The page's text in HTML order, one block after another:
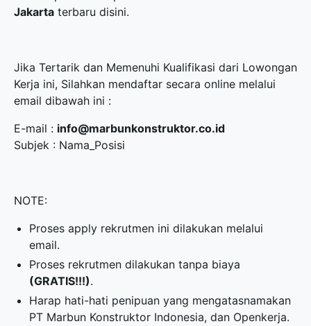
Jakarta terbaru disini.
Jika Tertarik dan Memenuhi Kualifikasi dari Lowongan
Kerja ini, Silahkan mendaftar secara online melalui
email dibawah ini :
E-mail : info@marbunkonstruktor.co.id
Subjek : Nama_Posisi
NOTE:
Proses apply rekrutmen ini dilakukan melalui
email.
Proses rekrutmen dilakukan tanpa biaya
(GRATIS!!!).
Harap hati-hati penipuan yang mengatasnamakan
PT Marbun Konstruktor Indonesia, dan Openkerja.